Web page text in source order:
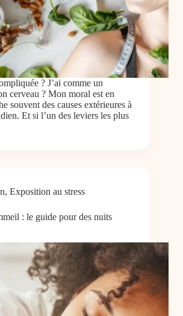
? J’ai comme un
cerveau ? Mon moral est en
souvent des causes extérieures à
Et si l’un des leviers les plus
, Exposition au stress
: le guide pour des nuits